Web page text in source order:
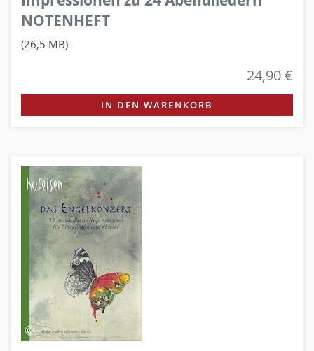
NOTENHEFT
(26,5 MB)
24,90 €
IN DEN WARENKORB